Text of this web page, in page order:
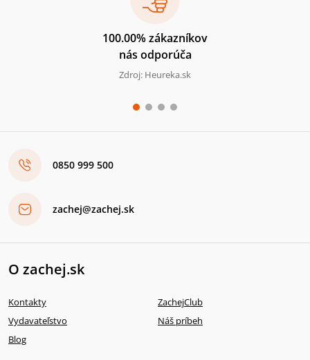
100.00% zákazníkov
nás odporúča
Zdroj: Heureka.sk
0850 999 500
zachej@zachej.sk
O zachej.sk
Kontakty
ZachejClub
Vydavateľstvo
Náš príbeh
Blog